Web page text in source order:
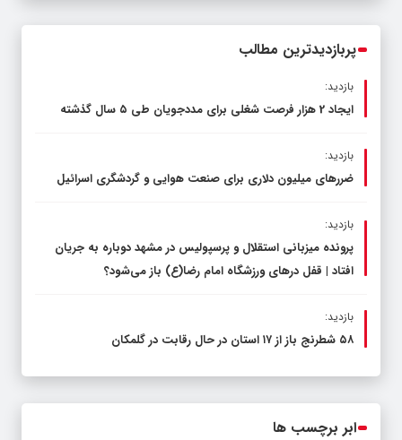
پربازدیدترین مطالب
بازدید:
ایجاد 2 هزار فرصت شغلی برای مددجویان طی ۵ سال گذشته
بازدید:
ضررهای میلیون دلاری برای صنعت هوایی و گردشگری اسرائیل
بازدید:
پرونده میزبانی استقلال و پرسپولیس در مشهد دوباره به جریان
افتاد | قفل در‌های ورزشگاه امام رضا(ع) باز می‌شود؟
بازدید:
۵۸ شطرنج‌ باز از ۱۷ استان در حال رقابت در گلمکان
ابر برچسب ها